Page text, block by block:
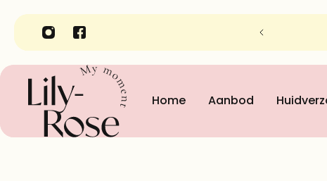
Lily-Rose in Gent
Home Aanbod